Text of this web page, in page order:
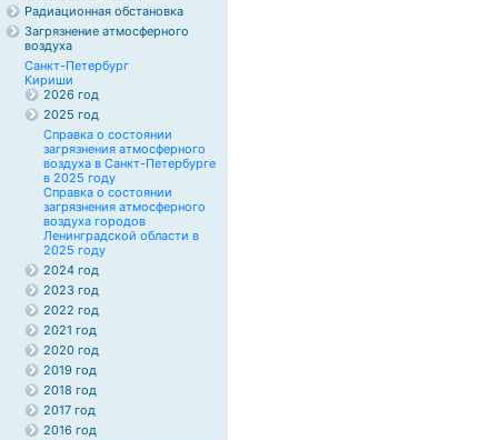
Радиационная обстановка
Загрязнение атмосферного
воздуха
Санкт-Петербург
Кириши
2026 год
2025 год
Справка о состоянии
загрязнения атмосферного
воздуха в Санкт-Петербурге
в 2025 году
Справка о состоянии
загрязнения атмосферного
воздуха городов
Ленинградской области в
2025 году
2024 год
2023 год
2022 год
2021 год
2020 год
2019 год
2018 год
2017 год
2016 год